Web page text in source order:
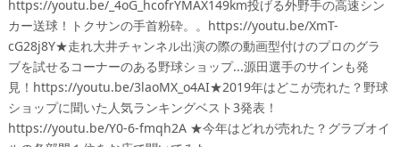
https://youtu.be/_4oG_hcofrYMAX149km投げる外野手の高速シン
カー送球！トクサンの手首粉砕。。https://youtu.be/XmT-
cG28j8Y★走れ大井チャンネル出演の際の動画型付けのプロのグラ
ブを試せるコーナーのある野球ショップ...源田選手のサインも発
見！https://youtu.be/3laoMX_o4AI★2019年はどこが売れた？野球
ショップに聞いた人気ランキングベスト3発表！
https://youtu.be/Y0-6-fmqh2A ★今年はどれが売れた？グラブオイ